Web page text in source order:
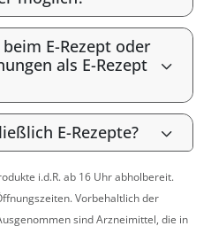
E-Rezept oder
als E-Rezept
E-Rezepte?
i.d.R. ab 16 Uhr abholbereit.
Vorbehaltlich der
sind Arzneimittel, die in